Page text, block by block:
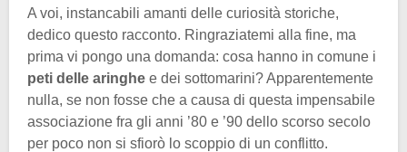
A voi, instancabili amanti delle curiosità storiche,
dedico questo racconto. Ringraziatemi alla fine, ma
prima vi pongo una domanda: cosa hanno in comune i
peti delle aringhe e dei sottomarini? Apparentemente
nulla, se non fosse che a causa di questa impensabile
associazione fra gli anni ’80 e ’90 dello scorso secolo
per poco non si sfiorò lo scoppio di un conflitto.